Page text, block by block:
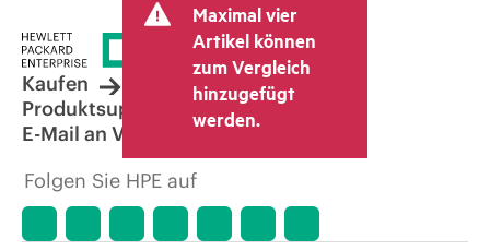
Maximal vier
Artikel können
zum Vergleich
hinzugefügt
werden.
Kaufen
Produktsupport
E-Mail an Vertrieb
Folgen Sie HPE auf